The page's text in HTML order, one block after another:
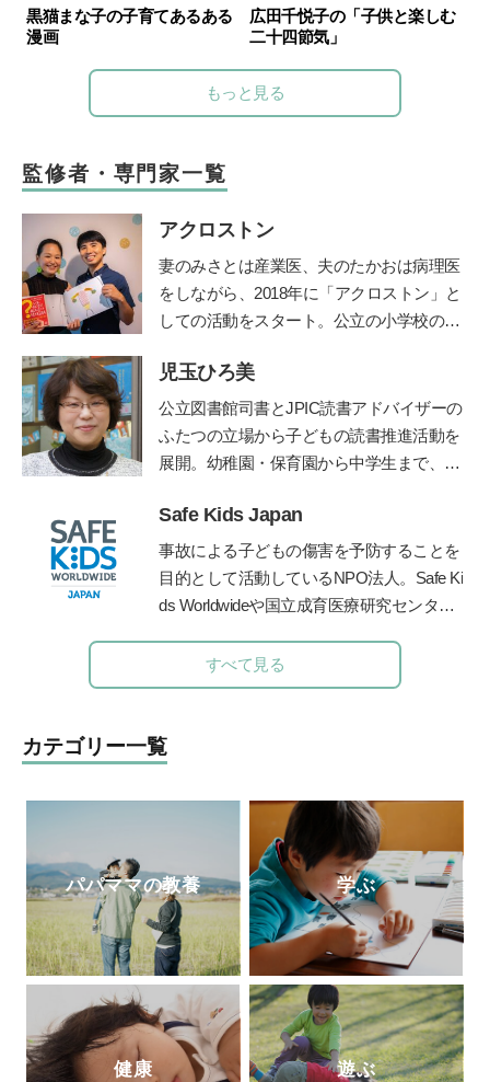
黒猫まな子の子育てあるある
漫画
広田千悦子の「子供と楽しむ
二十四節気」
もっと見る
監修者・専門家一覧
アクロストン
妻のみさとは産業医、夫のたかおは病理医
をしながら、 2018年に「アクロストン」と
しての活動をスタート。公立の小学校の授
性にまつわるワークショップを行う。『３
～９歳ではじめるアクロストン式「赤ちゃ
んってどうやってできるの？」いま、子ど
もに伝えたい性のＱ＆Ａ』（主婦の友
頭の中がこんなことになっているなん
て！』（主婦の友社）、『10歳からのカラ
ダ・性・ココロのいろいろブック(
出版)』が発売中。 公式ＨＰ
児玉ひろ美
公立図書館司書とJPIC読書アドバイザーの
ふたつの立場から子どもの読書推進活動を
展開。幼稚園・保育園から中学生まで、お
人への講座や講演を行う。近年は大学にて
児童文化財としての絵本の魅力を学生に伝
えている。鎌倉女子大学短期大学部非常勤
講師など、幅広く活躍。著書に『0～5歳
ド』『子どもを育てる0歳・1歳・2歳児に
ぴったりの絵本』（共に小学館）がある。
Safe Kids Japan
事故による子どもの傷害を予防することを
目的として活動しているNPO法人。Safe Ki
ds Worldwideや国立成育医療研究センタ
子どもの傷害予防に関する様々な活動を行
う。https://safekidsjapan.org/
すべて見る
カテゴリー一覧
パパママの教養 学ぶ
健康 遊ぶ